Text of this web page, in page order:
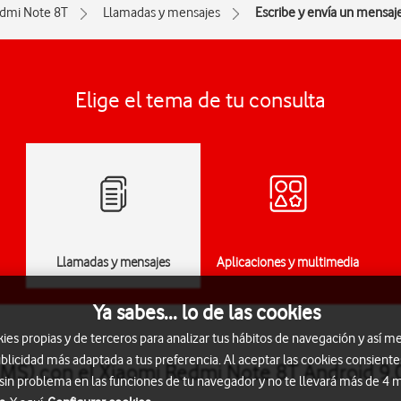
Note 8T Llamadas y mensajes Escribe y envía un
Elige el tema de tu consulta
Llamadas y mensajes Aplicaciones y multimedia
con el Xiaomi Redmi Note 8T Android
Ya sabes... lo de las cookies
propias y de terceros para analizar tus hábitos de navegación y así
más adaptada a tus preferencia. Al aceptar las cookies
problema en las funciones de tu navegador y no te llevará más de 4